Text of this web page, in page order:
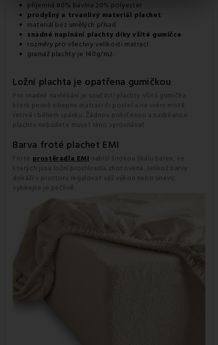
příjemná 80% bavlna 20% polyester
prodyšný a trvanlivý materiál plachet
materiál bez umělých přísad
snadné napínání plachty díky všité gumičce
rozměry pro všechny velikosti matrací
gramáž plachty je 140g/m2.
Ložní plachta je opatřena gumičkou
Pro snadné navlékání je součástí plachty všitá gumička,
která pevně obepne matraci či postel a na svém místě
setrvá i během spánku. Žádnou pokrčenou a nasbíranou
plachtu nebudete muset ráno vyrovnávat.
Barva froté plachet EMI
Froté prostěradla EMInabízí širokou škálu barev, ve
kterých jsou ložní prostěradla zhotovena. Jelikož barvy
dokáží v prostoru regulovat váš výkon nebo únavu,
vybírejte je pečlivě.